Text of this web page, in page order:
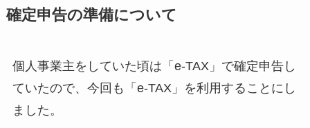
確定申告の準備について
個人事業主をしていた頃は「e-TAX」で確定申告し
ていたので、今回も「e-TAX」を利用することにし
ました。